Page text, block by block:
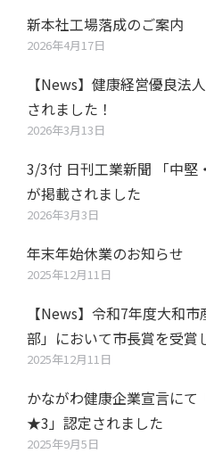
新本社工場落成のご案内
2026年4月17日
【News】健康経営優良法
されました！
2026年3月13日
3/3付 日刊工業新聞 「中堅
が掲載されました
2026年3月3日
年末年始休業のお知らせ
2025年12月11日
【News】令和7年度大和
部」において市長賞を受賞
2025年12月11日
かながわ健康企業宣言にて
★3」認定されました
2025年9月5日